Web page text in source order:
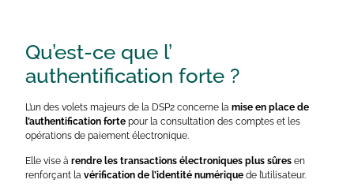
Qu’est-ce que l’
authentification forte ?
L’un des volets majeurs de la DSP2 concerne lamise en place de
l’authentification forte pour la consultation des comptes et les
opérations de paiement électronique.
Elle vise àrendre les transactions électroniques plus sûres en
renforçant lavérification de l’identité numérique de l’utilisateur.